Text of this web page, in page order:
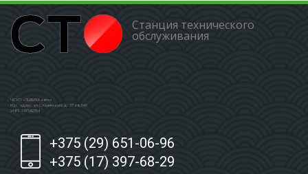
Станция технического
обслуживания
ЧСУП «ЗШБРМ-авто»
Юр. адрес: ул.Славинского д. 37 кв.346
УНП: 191592754
+375 (29) 651-06-96
+375 (17) 397-68-29